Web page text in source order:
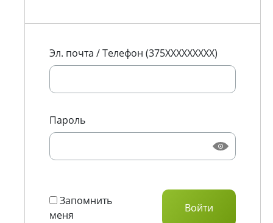
Эл. почта / Телефон (375XXXXXXXXX)
Пароль
Запомнить
меня